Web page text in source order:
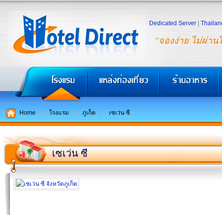
"จองง่าย ไม่ผ่าน
Dedicated Server
Home โรงแรม ภูเก็ต เซเว่น ซี
เซเว่น ซี